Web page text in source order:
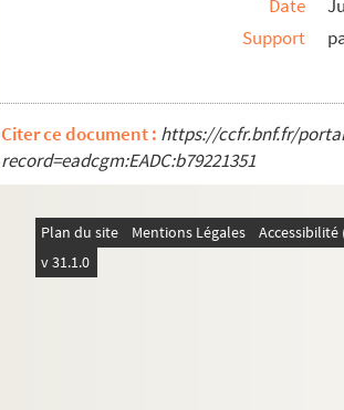
Date
Support
Citer ce document : https://ccfr.bnf.fr/
record=eadcgm:EADC:b79221351
Plan du site Mentions Légales
v 31.1.0